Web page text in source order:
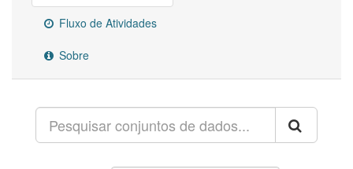
Fluxo de Atividades
Sobre